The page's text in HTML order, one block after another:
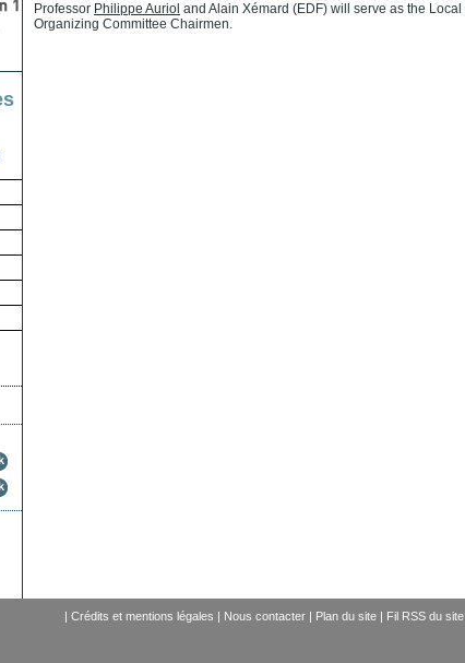
Professor Philippe Auriol and Alain Xémard (EDF) will serve as the Local
Organizing Committee Chairmen.
| Crédits et mentions légales | Nous contacter | Plan du site | Fil RSS du site